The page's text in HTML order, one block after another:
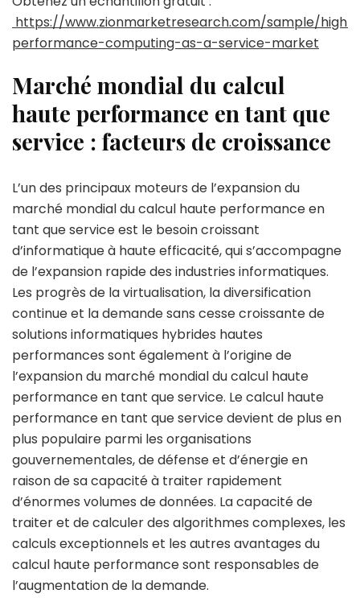
https://www.zionmarketresearch.com/sample/high-
performance-computing-as-a-service-market
Marché mondial du calcul
haute performance en tant que
service : facteurs de croissance
L’un des principaux moteurs de l’expansion du
marché mondial du calcul haute performance en
tant que service est le besoin croissant
d’informatique à haute efficacité, qui s’accompagne
de l’expansion rapide des industries informatiques.
Les progrès de la virtualisation, la diversification
continue et la demande sans cesse croissante de
solutions informatiques hybrides hautes
performances sont également à l’origine de
l’expansion du marché mondial du calcul haute
performance en tant que service. Le calcul haute
performance en tant que service devient de plus en
plus populaire parmi les organisations
gouvernementales, de défense et d’énergie en
raison de sa capacité à traiter rapidement
d’énormes volumes de données. La capacité de
traiter et de calculer des algorithmes complexes, les
calculs exceptionnels et les autres avantages du
calcul haute performance sont responsables de
l’augmentation de la demande.